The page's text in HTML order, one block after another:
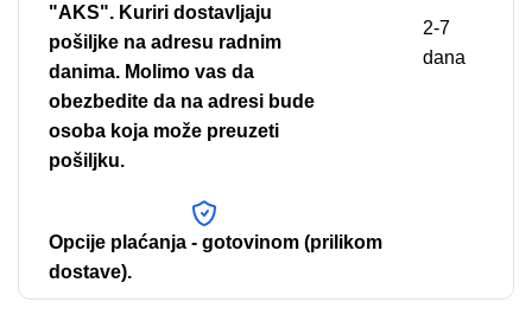
"AKS". Kuriri dostavljaju
pošiljke na adresu radnim
danima. Molimo vas da
obezbedite da na adresi bude
osoba koja može preuzeti
pošiljku.
2-7
dana
Opcije plaćanja - gotovinom (prilikom
dostave).